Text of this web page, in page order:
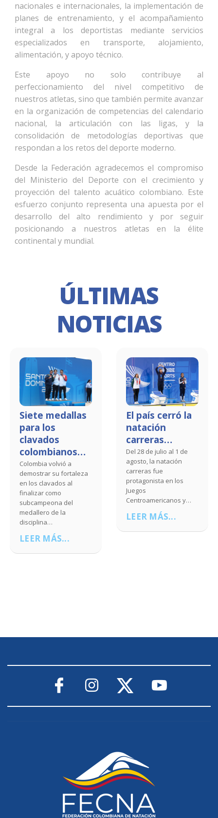
nacionales e internacionales, la implementación de
planes de entrenamiento, y el acompañamiento
integral a los deportistas mediante servicios
especializados en transporte, alojamiento,
alimentación, y apoyo técnico.
Este apoyo no solo contribuye al
perfeccionamiento del nivel competitivo de
nuestros atletas, sino que también permite avanzar
en la organización de competencias del calendario
nacional, la articulación con las ligas, y la
consolidación de metodologías deportivas que
respondan a los retos del deporte moderno.
Desde la Federación agradecemos el compromiso
del Ministerio del Deporte con el crecimiento y
proyección del talento acuático colombiano. Este
esfuerzo conjunto representa una apuesta por el
desarrollo del alto rendimiento y por seguir
posicionando a nuestros atletas en la élite
continental y mundial.
ÚLTIMAS
NOTICIAS
El país cerró la
Del 28 de julio al 1 de
agosto, la natación
carreras fue
protagonista en los
Centroamericanos y…
LEER MÁS...
Colombia,
polo
Colombia
para el polo
LEER